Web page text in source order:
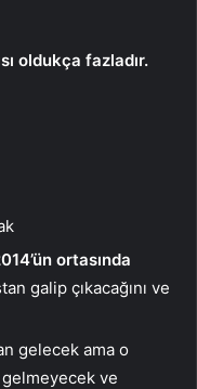
oldukça fazladır.
ortasında
galip çıkacağını ve
gelecek ama o
gelmeyecek ve